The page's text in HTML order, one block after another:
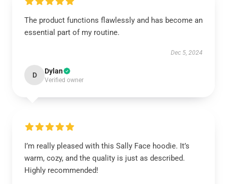
The product functions flawlessly and has become an
essential part of my routine.
Dec 5, 2024
D Dylan
Verified owner
I’m really pleased with this Sally Face hoodie. It’s
warm, cozy, and the quality is just as described.
Highly recommended!